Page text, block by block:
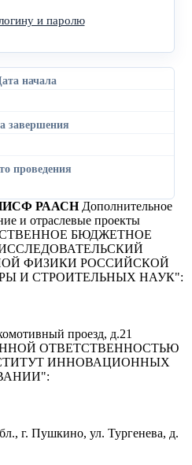
и паролю
начала
завершения
проведения
РААСН Дополнительное
и отраслевые проекты
БЮДЖЕТНОЕ
ФИЗИКИ РОССИЙСКОЙ
И СТРОИТЕЛЬНЫХ НАУК":
проезд, д.21
ОТВЕТСТВЕННОСТЬЮ
ИННОВАЦИОННЫХ
:
г. Пушкино, ул. Тургенева, д.